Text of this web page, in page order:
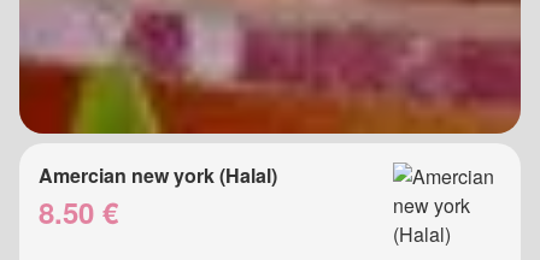
Amercian new york (Halal)
8.50 €